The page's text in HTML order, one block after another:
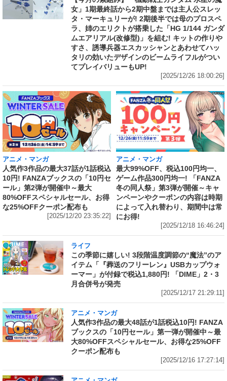
女」1期最終話から2期中盤までは主人公スレッ
タ・マーキュリーが! 2期後半では母のプロスペ
ラ、姉のエリクトが搭乗した「HG 1/144 ガンダ
ムエアリアル(改修型)」を組む! キットの作りや
すさ、誘導兵器エスカッシャンとあわせてハッ
タリの効いたデザインのビームライフルがつい
てプレイバリューもUP!
[2025/12/26 18:00:26]
アニメ・マンガ
人気作3作品の最大37話が1話税込
10円! FANZAブックスの「10円セ
ール」第2弾が開催中～最大
80%OFFスペシャルセール、お得
な25%OFFクーポン配布も
[2025/12/20 23:35:22]
アニメ・マンガ
最大99%OFF、税込100円均一、
ゲーム作品300円均一! 「FANZA
冬の同人祭」第3弾が開催～キャ
ンペーンやクーポンの内容は時期
によって入れ替わり、期間中は常
にお得!
[2025/12/18 16:46:24]
ライフ
この季節に嬉しい! 3段階温度調節の“魔法”のア
イテム「『葬送のフリーレン』USBカップウォ
ーマー」が付録で税込1,880円! 「DIME」2・3
月合併号が発売
[2025/12/17 21:29:11]
アニメ・マンガ
人気作3作品の最大48話が1話税込10円! FANZA
ブックスの「10円セール」第一弾が開催中～最
大80%OFFスペシャルセール、お得な25%OFF
クーポン配布も
[2025/12/16 17:27:14]